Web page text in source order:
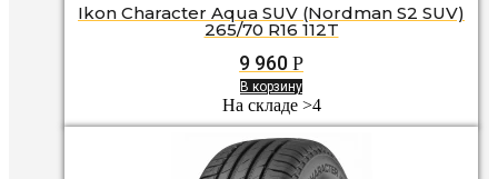
Ikon Character Aqua SUV (Nordman S2 SUV)
265/70 R16 112T
9 960 Р
В корзину
На складе >4